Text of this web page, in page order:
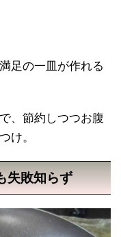
足の一皿が作れる
、節約しつつお腹
け。
失敗知らず